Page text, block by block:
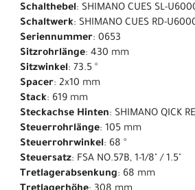
Schalthebel: SHIMANO CUES SL-
Schaltwerk: SHIMANO CUES RD-
Seriennummer: 0653
Sitzrohrlänge: 430 mm
Sitzwinkel: 73.5 °
Spacer: 2x10 mm
Stack: 619 mm
Steckachse Hinten: SHIMANO QICK
Steuerrohrlänge: 105 mm
Steuerrohrwinkel: 68 °
Steuersatz: FSA NO.57B, 1-1/8" / 1.5"
Tretlagerabsenkung: 68 mm